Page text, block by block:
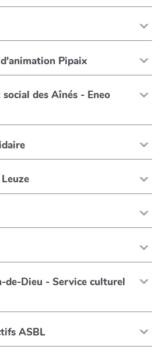
Pipaix
social des Aînés - Eneo
de-Dieu - Service culturel
ASBL